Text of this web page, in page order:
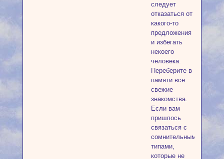
следует
отказаться от
какого-то
предложения
и избегать
некоего
человека.
Переберите в
памяти все
свежие
знакомства.
Если вам
пришлось
связаться с
сомнительными
типами,
которые не